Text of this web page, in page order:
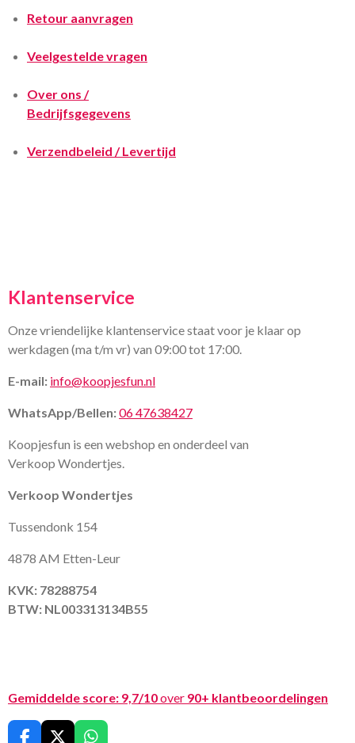
Retour aanvragen
Veelgestelde vragen
Over ons /
Bedrijfsgegevens
Verzendbeleid / Levertijd
Klantenservice
Onze vriendelijke klantenservice staat voor je klaar op
werkdagen (ma t/m vr) van 09:00 tot 17:00.
E-mail: info@koopjesfun.nl
WhatsApp/Bellen:06 47638427
Koopjesfun is een webshop en onderdeel van
Verkoop Wondertjes.
Verkoop Wondertjes
Tussendonk 154
4878 AM Etten-Leur
KVK: 78288754
BTW: NL003313134B55
Gemiddelde score: 9,7/10over 90+ klantbeoordelingen